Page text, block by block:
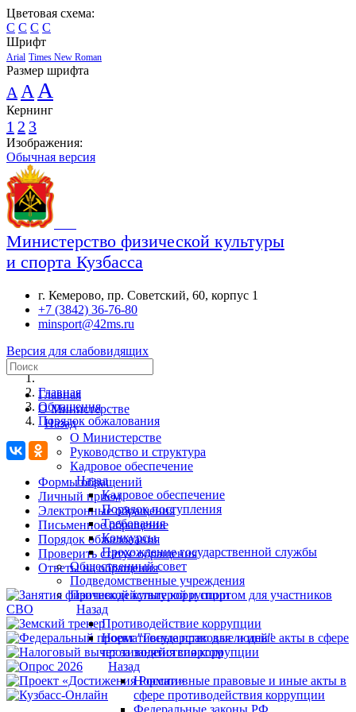
Цветовая схема:
C C C C
Шрифт
Arial Times New Roman
Размер шрифта
A A A
Кернинг
1 2 3
Изображения:
Обычная версия
Министерство физической культуры
и спорта Кузбасса
г. Кемерово, пр. Советский, 60, корпус 1
+7 (3842) 36-76-80
minsport@42ms.ru
Версия для слабовидящих
Главная
О Министерстве
Назад
О Министерстве
Руководство и структура
Кадровое обеспечение
Назад
Кадровое обеспечение
Порядок поступления
Требования
Конкурсы
Прохождение государственной службы
Общественный совет
Подведомственные учреждения
Противодействие коррупции
Назад
Противодействие коррупции
Нормативные правовые и иные акты в сфере
противодействия коррупции
Назад
Нормативные правовые и иные акты в
сфере противодействия коррупции
Федеральные законы РФ
Главная
Обращения
Порядок обжалования
Формы обращений
Личный прием
Электронные обращения
Письменное обращение
Порядок обжалования
Проверить статус обращения
Ответы на обращения